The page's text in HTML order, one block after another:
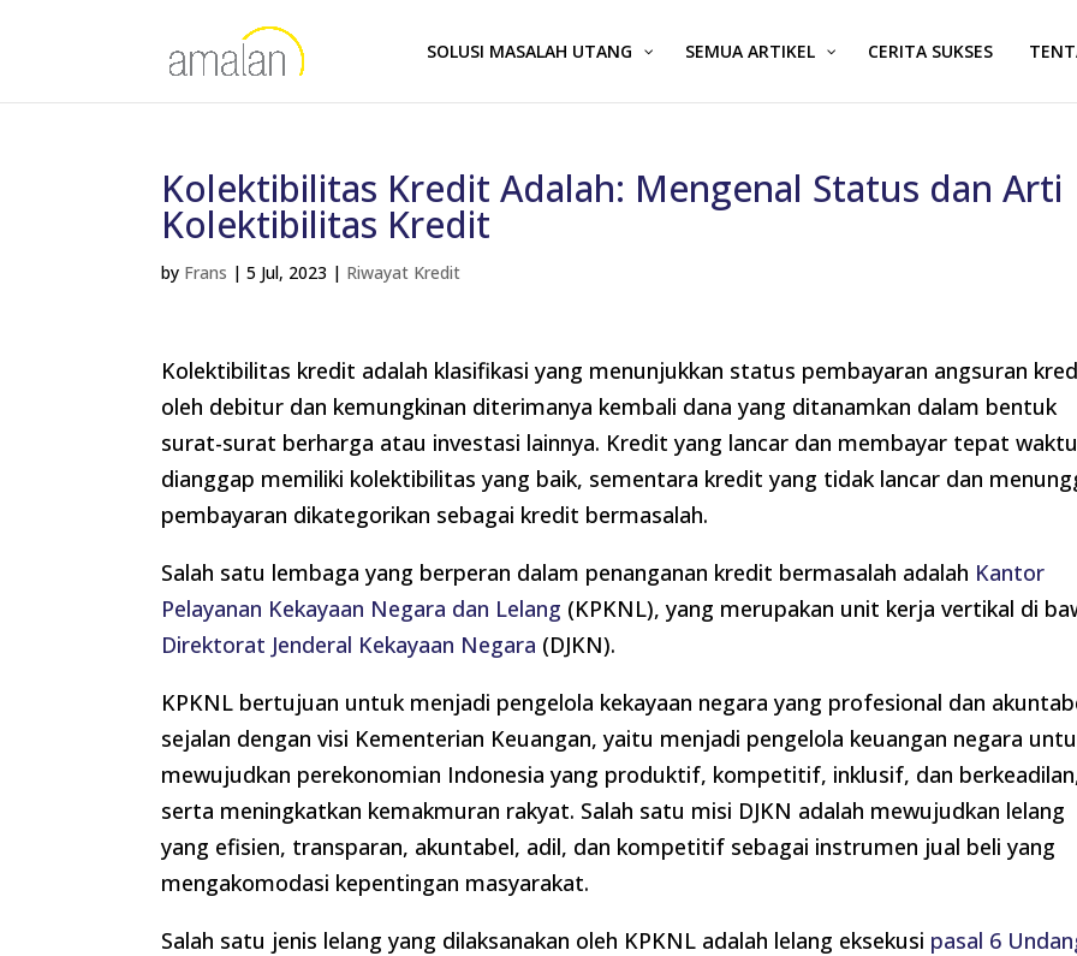
SOLUSI MASALAH UTANG SEMUA ARTIKEL CERITA SUKSES
Kolektibilitas Kredit Adalah: Mengenal Status dan Arti
Kolektibilitas Kredit
by Frans |5 Jul, 2023 | Riwayat Kredit
Kolektibilitas kredit adalah klasifikasi yang menunjukkan status pembayaran angsuran
oleh debitur dan kemungkinan diterimanya kembali dana yang ditanamkan dalam bentuk
surat-surat berharga atau investasi lainnya. Kredit yang lancar dan membayar tepat waktu
dianggap memiliki kolektibilitas yang baik, sementara kredit yang tidak lancar dan
pembayaran dikategorikan sebagai kredit bermasalah.
Salah satu lembaga yang berperan dalam penanganan kredit bermasalah adalah Kantor
Pelayanan Kekayaan Negara dan Lelang (KPKNL), yang merupakan unit kerja vertikal di
Direktorat Jenderal Kekayaan Negara (DJKN).
KPKNL bertujuan untuk menjadi pengelola kekayaan negara yang profesional dan
sejalan dengan visi Kementerian Keuangan, yaitu menjadi pengelola keuangan negara
mewujudkan perekonomian Indonesia yang produktif, kompetitif, inklusif, dan
serta meningkatkan kemakmuran rakyat. Salah satu misi DJKN adalah mewujudkan lelang
yang efisien, transparan, akuntabel, adil, dan kompetitif sebagai instrumen jual beli yang
mengakomodasi kepentingan masyarakat.
Salah satu jenis lelang yang dilaksanakan oleh KPKNL adalah lelang eksekusi pasal 6